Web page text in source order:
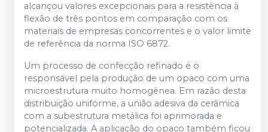
alcançou valores excepcionais para a resistência à
flexão de três pontos em comparação com os
materiais de empresas concorrentes e o valor limite
de referência da norma ISO 6872.
Um processo de confecção refinado é o
responsável pela produção de um opaco com uma
microestrutura muito homogênea. Em razão desta
distribuição uniforme, a união adesiva da cerâmica
com a subestrutura metálica foi aprimorada e
potencializada. A aplicação do opaco também ficou